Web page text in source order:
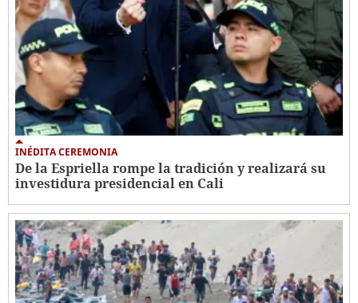
INÉDITA CEREMONIA
De la Espriella rompe la tradición y realizará su
investidura presidencial en Cali